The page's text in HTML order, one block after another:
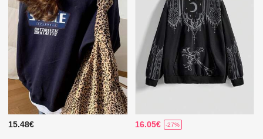
15.48€ 16.05€ -27%